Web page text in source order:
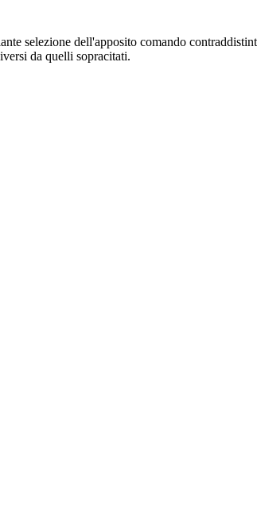
selezione dell'apposito comando
da quelli sopracitati.